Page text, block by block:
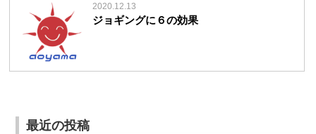
2020.12.13
ジョギングに６の効果
最近の投稿